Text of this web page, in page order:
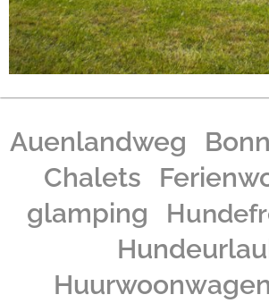
Auenlandweg Bonn
Chalets
glamping
Huurwoonwagen